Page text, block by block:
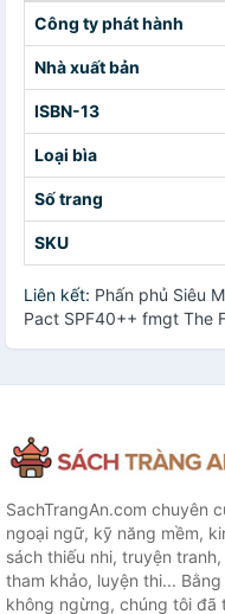
Công ty phát hành
Nhà xuất bản
ISBN-13
Loại bìa
Số trang
SKU
Liên kết: Phấn phủ Siêu
Pact SPF40++ fmgt The
SachTrangAn.com chuyên
ngoại ngữ, kỹ năng mềm,
sách thiếu nhi, truyện
tham khảo, luyện thi...
không ngừng, chúng tôi đã